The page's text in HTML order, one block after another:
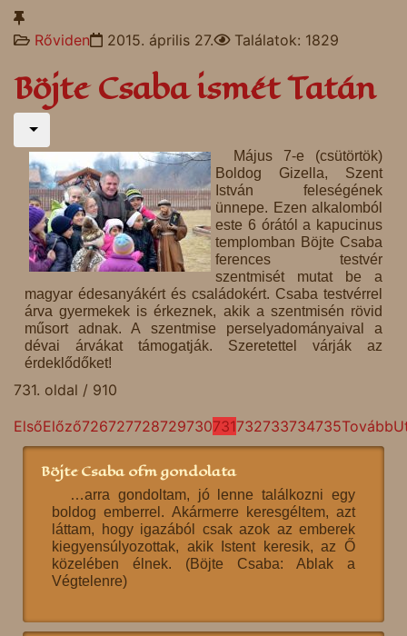
Rőviden 2015. április 27. Találatok: 1829
Böjte Csaba ismét Tatán
Május 7-e (csütörtök)
Boldog Gizella, Szent
István feleségének
ünnepe. Ezen alkalomból
este 6 órától a kapucinus
templomban Böjte Csaba
ferences testvér
szentmisét mutat be a
magyar édesanyákért és családokért. Csaba testvérrel
árva gyermekek is érkeznek, akik a szentmisén rövid
műsort adnak. A szentmise perselyadományaival a
dévai árvákat támogatják. Szeretettel várják az
érdeklődőket!
731. oldal / 910
ElsőElőző726727728729730731732733734735Tovább
Böjte Csaba ofm gondolata
…arra gondoltam, jó lenne találkozni egy
boldog emberrel. Akármerre keresgéltem, azt
láttam, hogy igazából csak azok az emberek
kiegyensúlyozottak, akik Istent keresik, az Ő
közelében élnek. (Böjte Csaba: Ablak a
Végtelenre)